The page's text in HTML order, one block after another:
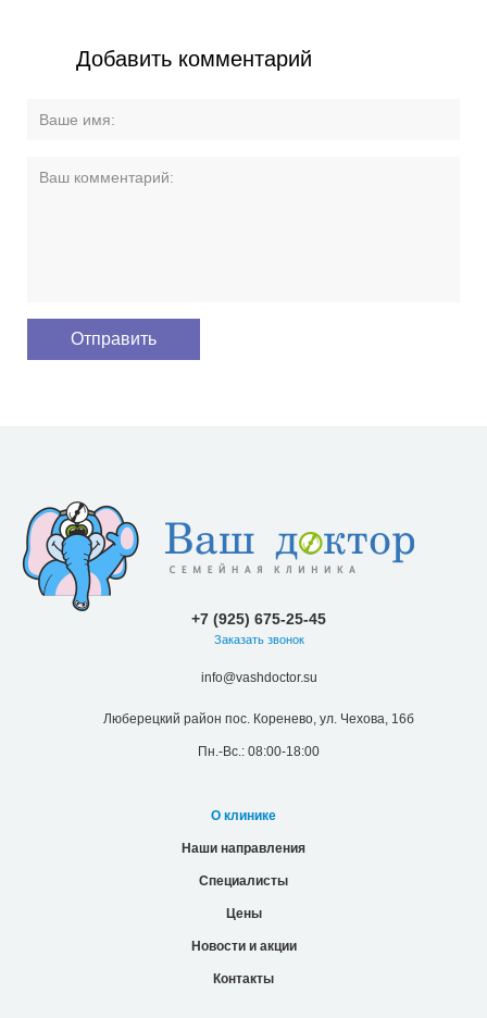
Добавить комментарий
+7 (925) 675-25-45
Заказать звонок
info@vashdoctor.su
Люберецкий район пос. Коренево, ул. Чехова, 16б
Пн.-Вс.: 08:00-18:00
О клинике
Наши направления
Специалисты
Цены
Новости и акции
Контакты